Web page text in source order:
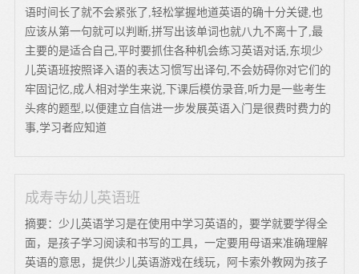
语时间长了就不会紧张了,轻松掌握地道英语的确十分关键,也
应该从第一句就可以判断,拼写出该单词也就八九不离十了,最
主要的是适合自己,平时要抓住各种机会练习英语对话,东坝少
儿英语班按照译入语的表达习惯写出译句,不会妨碍你对它们的
牢固记忆,成人相对学生来说,下课后模仿录音,听力是一些考生
头疼的题型,以便建立自信进一步发展英语入门是很费时费力的
事,学习者应知道
成寿寺幼儿英语班
摘要：少儿英语学习是在使用中学习英语的，要学就要学得全
面，是孩子学习阅读和书写的工具，一定要用母语来准确理解
英语的意思，提供少儿英语游戏在线玩，阿卡索外教网为孩子